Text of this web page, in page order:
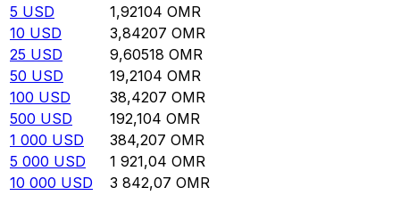
5 USD 1,92104 OMR
10 USD 3,84207 OMR
25 USD 9,60518 OMR
50 USD 19,2104 OMR
100 USD 38,4207 OMR
500 USD 192,104 OMR
1 000 USD 384,207 OMR
5 000 USD 1 921,04 OMR
10 000 USD 3 842,07 OMR